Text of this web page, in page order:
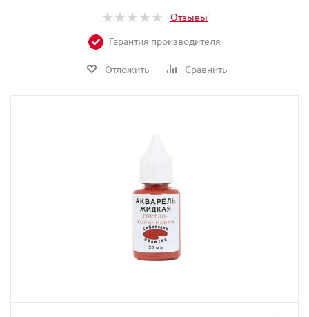
Отзывы
Гарантия производителя
Отложить Сравнить